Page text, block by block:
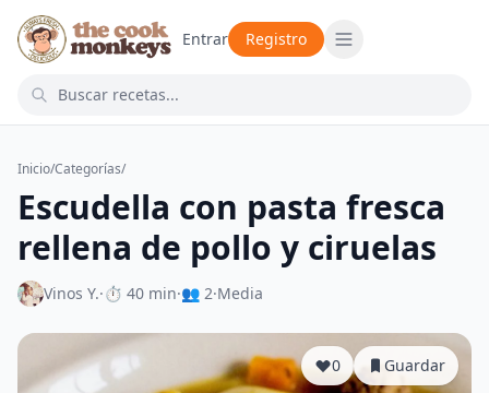
Entrar Registro
Inicio/Categorías/
Escudella con pasta fresca
rellena de pollo y ciruelas
Vinos Y.·⏱ 40 min·👥 2·Media
0 Guardar